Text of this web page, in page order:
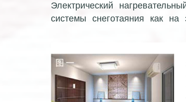
Электрический
системы снеготаяния как